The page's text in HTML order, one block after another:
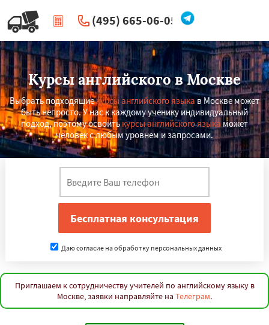
(495) 665-06-05
| Перезвоните мне
Курсы английского в Москве
Выбрать подходящиекурсы английского языка в Москве может
быть непросто. У нас к каждому ученику индивидуальный
подход, поэтому освоитькурсы английского языкаможет
человек с любым уровнем и запросами.
Даю согласие на обработку персональных данных
Приглашаем к сотрудничеству учителей по английскому языку в
Москве, заявки направляйте на Телеграм.